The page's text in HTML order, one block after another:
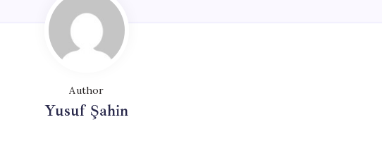
Author
Yusuf Şahin